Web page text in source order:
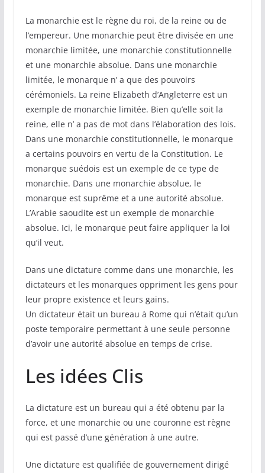
La monarchie est le règne du roi, de la reine ou de
l’empereur. Une monarchie peut être divisée en une
monarchie limitée, une monarchie constitutionnelle
et une monarchie absolue. Dans une monarchie
limitée, le monarque n’ a que des pouvoirs
cérémoniels. La reine Elizabeth d’Angleterre est un
exemple de monarchie limitée. Bien qu’elle soit la
reine, elle n’ a pas de mot dans l’élaboration des lois.
Dans une monarchie constitutionnelle, le monarque
a certains pouvoirs en vertu de la Constitution. Le
monarque suédois est un exemple de ce type de
monarchie. Dans une monarchie absolue, le
monarque est suprême et a une autorité absolue.
L’Arabie saoudite est un exemple de monarchie
absolue. Ici, le monarque peut faire appliquer la loi
qu’il veut.
Dans une dictature comme dans une monarchie, les
dictateurs et les monarques oppriment les gens pour
leur propre existence et leurs gains.
Un dictateur était un bureau à Rome qui n’était qu’un
poste temporaire permettant à une seule personne
d’avoir une autorité absolue en temps de crise.
Les idées Clis
La dictature est un bureau qui a été obtenu par la
force, et une monarchie ou une couronne est règne
qui est passé d’une génération à une autre.
Une dictature est qualifiée de gouvernement dirigé